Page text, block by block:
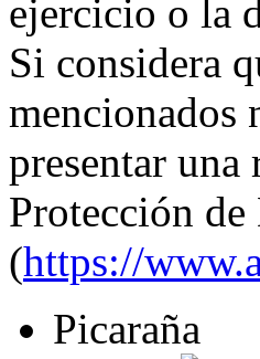
ejercicio o la
Si considera
mencionados
presentar una
Protección de
(https://
Picaraña